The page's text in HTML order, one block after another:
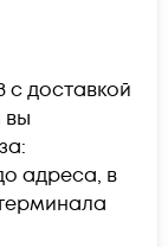
c доставкой
вы
адреса, в